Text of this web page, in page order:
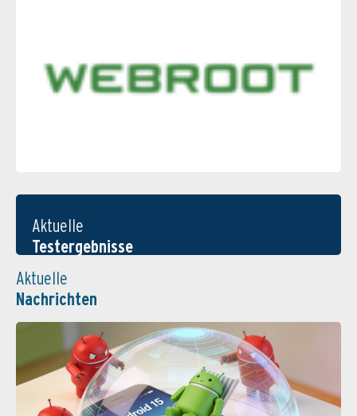
Aktuelle
Testergebnisse
Aktuelle
Nachrichten